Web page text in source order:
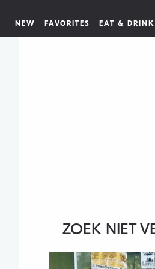
NEW FAVORITES EAT & DRINK
ZOEK NIET